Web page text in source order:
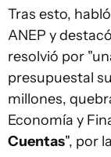
Tras esto,
ANEP y
resolvió por
presupuestal
millones,
Economía y
Cuentas", por la